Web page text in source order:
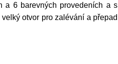
a 6 barevných provedeních a s
otvor pro zalévání a přepad